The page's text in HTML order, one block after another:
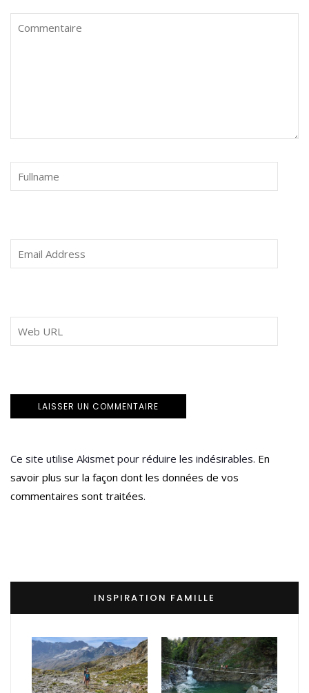
Ce site utilise Akismet pour réduire les indésirables. En
savoir plus sur la façon dont les données de vos
commentaires sont traitées.
INSPIRATION FAMILLE